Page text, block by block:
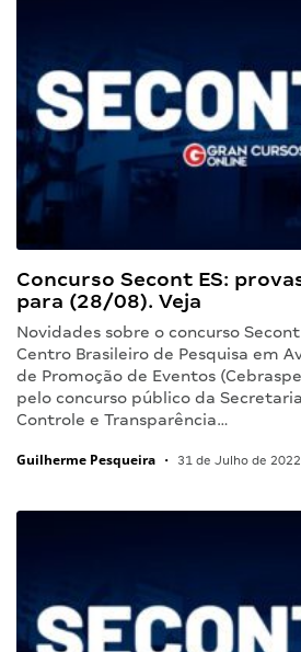
Concurso Secont ES:
para (28/08). Veja
Novidades sobre o concurso
Centro Brasileiro de Pesquisa em
de Promoção de Eventos
pelo concurso público da
Controle e Transparência…
Guilherme Pesqueira • 31 de Julho de 2022